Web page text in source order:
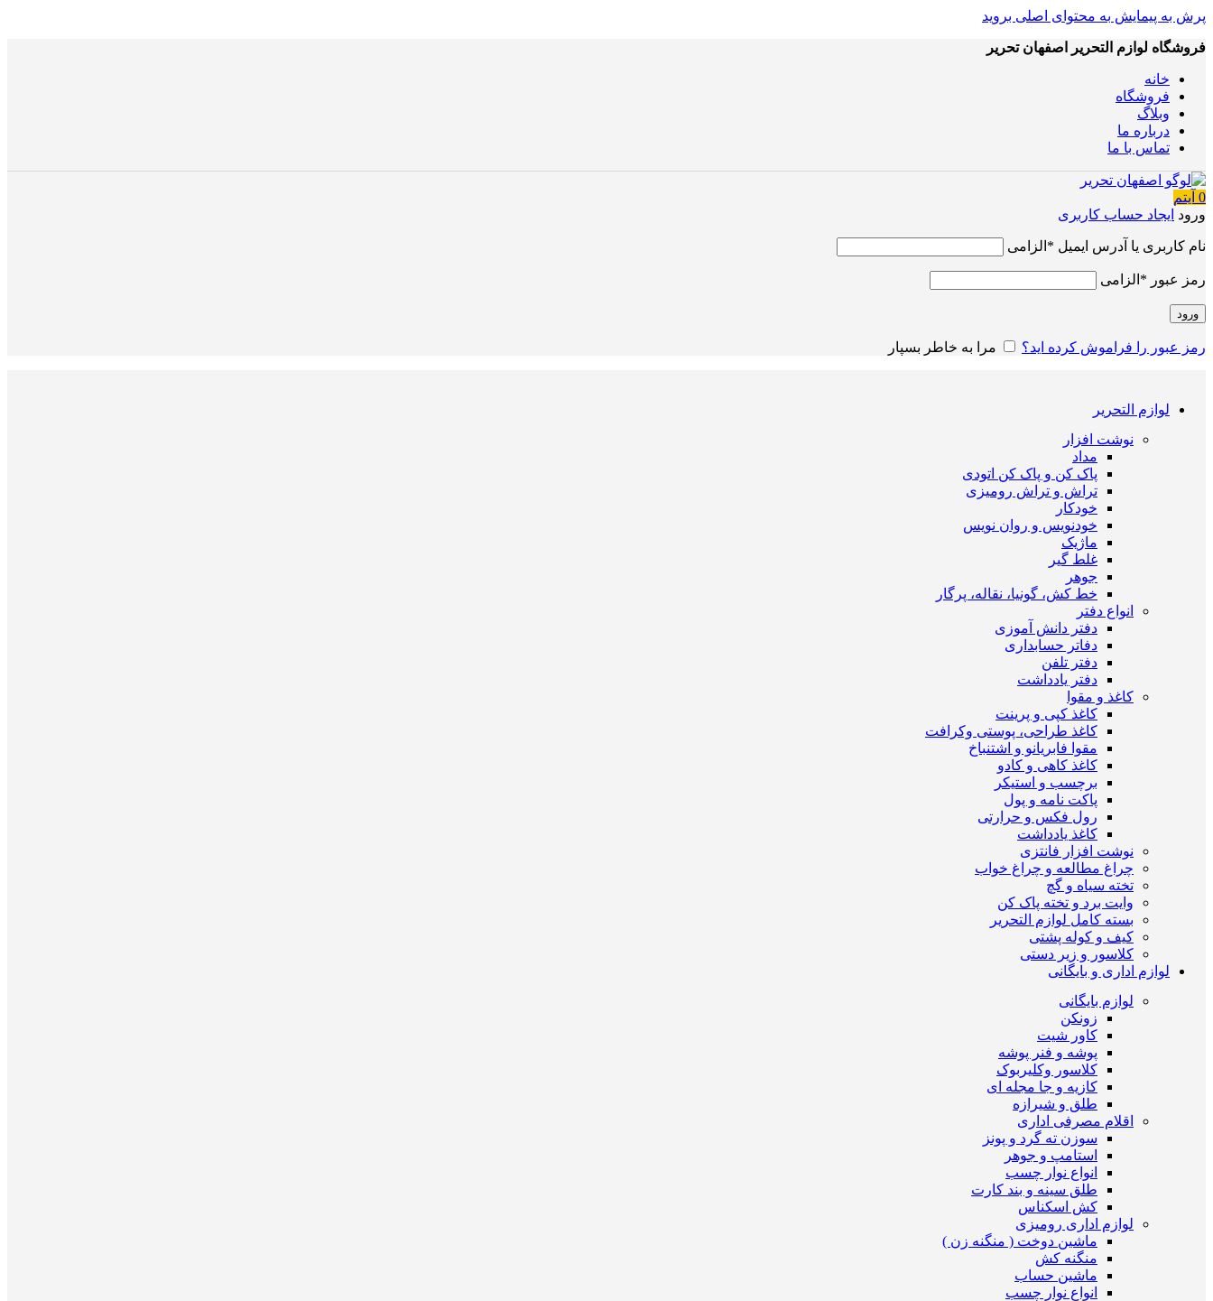
پرش به پیمایش به محتوای اصلی بروید
فروشگاه لوازم التحریر اصفهان تحریر
خانه
فروشگاه
وبلاگ
درباره ما
تماس با ما
0 آیتم
ورود ایجاد حساب کاربری
نام کاربری یا آدرس ایمیل * الزامی
رمز عبور * الزامی
ورود
رمز عبور را فراموش کرده اید؟ مرا به خاطر بسپار
لوازم التحریر
نوشت افزار
مداد
پاک کن و پاک کن اتودی
تراش و تراش رومیزی
خودکار
خودنویس و روان نویس
ماژیک
غلط گیر
جوهر
خط کش، گونیا، نقاله، پرگار
انواع دفتر
دفتر دانش آموزی
دفاتر حسابداری
دفتر تلفن
دفتر یادداشت
کاغذ و مقوا
کاغذ کپی و پرینت
کاغذ طراحی، پوستی وکرافت
مقوا فابریانو و اشتنباخ
کاغذ کاهی و کادو
برچسب و استیکر
پاکت نامه و پول
رول فکس و حرارتی
کاغذ یادداشت
نوشت افزار فانتزی
چراغ مطالعه و چراغ خواب
تخته سیاه و گچ
وایت برد و تخته پاک کن
بسته کامل لوازم التحریر
کیف و کوله پشتی
کلاسور و زیر دستی
لوازم اداری و بایگانی
لوازم بایگانی
زونکن
کاور شیت
پوشه و فنر پوشه
کلاسور وکلیربوک
کازیه و جا مجله ای
طلق و شیرازه
اقلام مصرفی اداری
سوزن ته گرد و پونز
استامپ و جوهر
انواع نوار چسب
طلق سینه و بند کارت
کش اسکناس
لوازم اداری رومیزی
ماشین دوخت ( منگنه زن )
منگنه کش
ماشین حساب
انواع نوار چسب